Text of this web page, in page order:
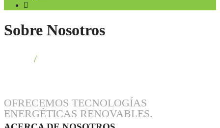
Skip
to
Sobre Nosotros
OFRECEMOS TECNOLOGÍAS
ENERGÉTICAS RENOVABLES.